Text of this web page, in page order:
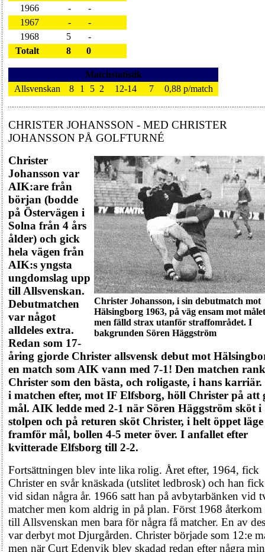
1966
-
-
1967
-
-
1968
5
-
Totalt
8 0
Matchstatistik
Allsvenskan
8 1 5 2 12-14 7 0,88 p/match
CHRISTER JOHANSSON - MED CHRISTER
JOHANSSON PÅ GOLFTURNÉ
Christer Johansson, i sin debutmatch mot
Hälsingborg 1963, på väg ensam mot målet
men fälld strax utanför straffområdet. I
bakgrunden Sören Häggström
Christer
Johansson var
AIK:are från
början (bodde
på Östervägen i
Solna från 4 års
ålder) och gick
hela vägen från
AIK:s yngsta
ungdomslag upp
till Allsvenskan.
Debutmatchen
var något
alldeles extra.
Redan som 17-
åring gjorde Christer allsvensk debut mot
en match som AIK vann med 7-1! Den matchen
Christer som den bästa, och roligaste, i hans karriär.
i matchen efter, mot IF Elfsborg, höll Christer på att
mål. AIK ledde med 2-1 när Sören Häggström sköt i
stolpen och på returen sköt Christer, i helt öppet läge
framför mål, bollen 4-5 meter över. I anfallet efter
kvitterade Elfsborg till 2-2.
Fortsättningen blev inte lika rolig. Året efter, 1964, fick
Christer en svår knäskada (utslitet ledbrosk) och han
vid sidan några år. 1966 satt han på avbytarbänken vid
matcher men kom aldrig in på plan. Först 1968 återkom
till Allsvenskan men bara för några få matcher. En av
var derbyt mot Djurgården. Christer började som 12:e
men när Curt Edenvik blev skadad redan efter några